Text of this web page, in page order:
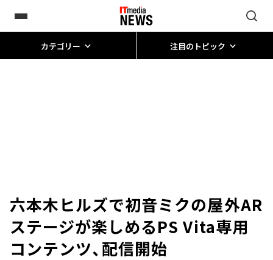
カテゴリー 注目のトピック
六本木ヒルズで初音ミクの屋外AR
ステージが楽しめるPS Vita専用
コンテンツ、配信開始